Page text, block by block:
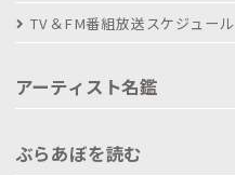
TV＆FM番組放送スケジュール
アーティスト名鑑
ぶらあぼを読む